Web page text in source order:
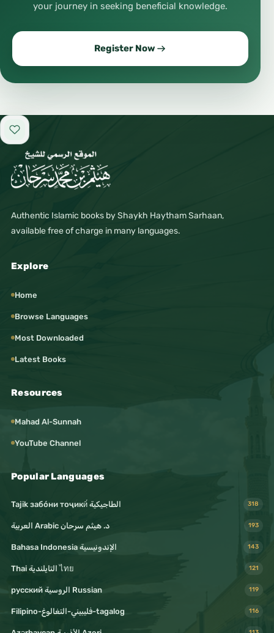
your journey in seeking beneficial knowledge.
Register Now
Add to favorites
Authentic Islamic books by Shaykh Haytham Sarhaan,
available free of charge in many languages.
Explore
Home
Browse Languages
Most Downloaded
Latest Books
Resources
Mahad Al-Sunnah
YouTube Channel
Popular Languages
Tajik забо́ни тоҷикӣ́ الطاجيكية 318
د. هيثم سرحان Arabic العربية 193
Bahasa Indonesia الإندونيسية 143
Thai التايلندية ไทย 121
русский الروسية Russian 119
Filipino-فليبيني-التغالوغ-tagalog 116